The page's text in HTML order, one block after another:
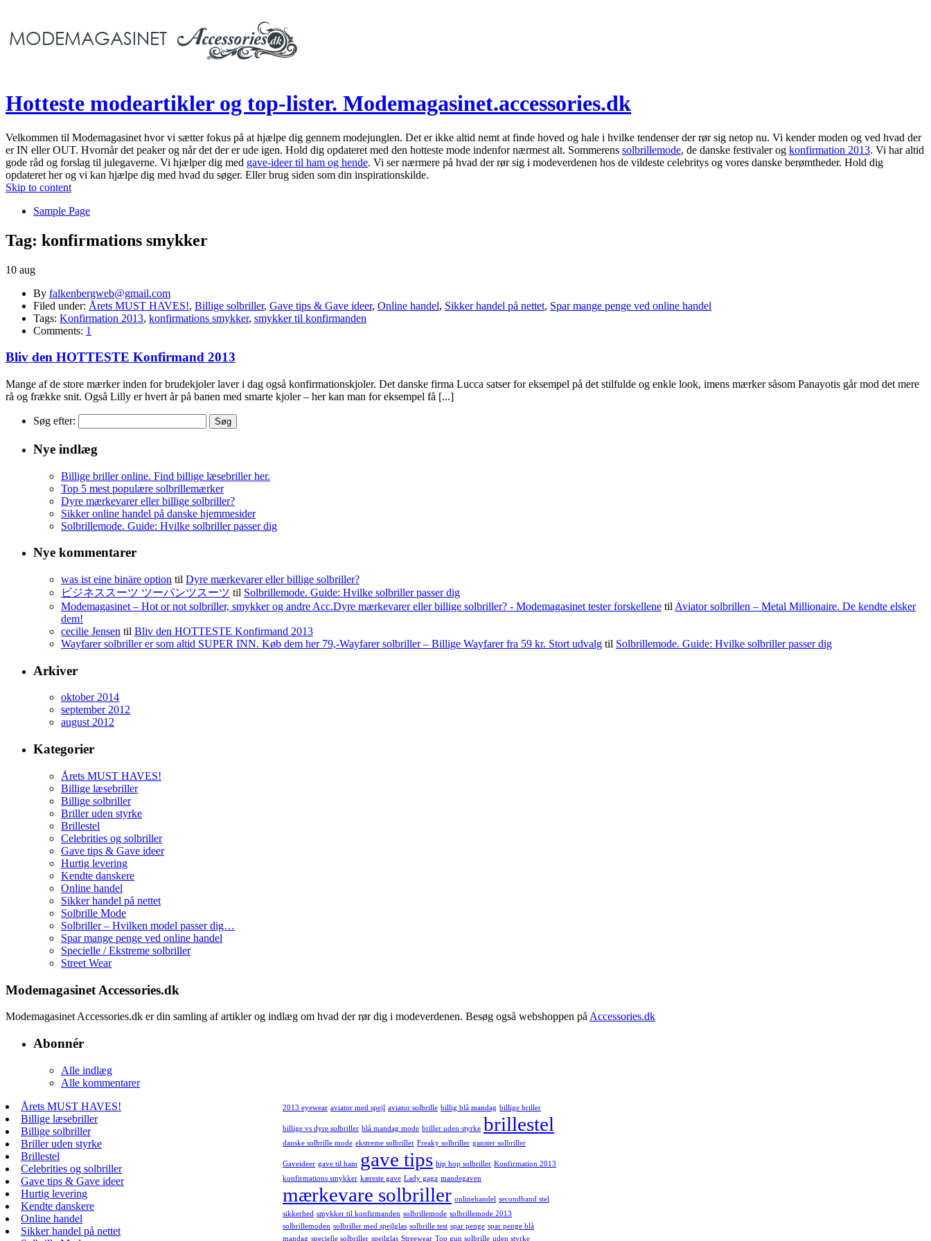
Hotteste modeartikler og top-lister. Modemagasinet.accessories.dk
Velkommen til Modemagasinet hvor vi sætter fokus på at hjælpe dig gennem modejunglen. Det er ikke altid nemt at finde hoved og hale i hvilke tendenser der rør sig netop nu. Vi kender moden og ved hvad der
er IN eller OUT. Hvornår det peaker og når det der er ude igen. Hold dig opdateret med den hotteste mode indenfor nærmest alt. Sommerens solbrillemode, de danske festivaler og konfirmation 2013. Vi har altid
gode råd og forslag til julegaverne. Vi hjælper dig med gave-ideer til ham og hende. Vi ser nærmere på hvad der rør sig i modeverdenen hos de vildeste celebritys og vores danske berømtheder. Hold dig
opdateret her og vi kan hjælpe dig med hvad du søger. Eller brug siden som din inspirationskilde.
Skip to content
Sample Page
Tag: konfirmations smykker
10 aug
By falkenbergweb@gmail.com
Filed under: Årets MUST HAVES!, Billige solbriller, Gave tips & Gave ideer, Online handel, Sikker handel på nettet, Spar mange penge ved online handel
Tags: Konfirmation 2013, konfirmations smykker, smykker til konfirmanden
Comments: 1
Bliv den HOTTESTE Konfirmand 2013
Mange af de store mærker inden for brudekjoler laver i dag også konfirmationskjoler. Det danske firma Lucca satser for eksempel på det stilfulde og enkle look, imens mærker såsom Panayotis går mod det mere
rå og frække snit. Også Lilly er hvert år på banen med smarte kjoler – her kan man for eksempel få [...]
Søg efter:
Nye indlæg
Billige briller online. Find billige læsebriller her.
Top 5 mest populære solbrillemærker
Dyre mærkevarer eller billige solbriller?
Sikker online handel på danske hjemmesider
Solbrillemode. Guide: Hvilke solbriller passer dig
Nye kommentarer
was ist eine binäre option til Dyre mærkevarer eller billige solbriller?
ビジネススーツ ツーパンツスーツ til Solbrillemode. Guide: Hvilke solbriller passer dig
Modemagasinet – Hot or not solbriller, smykker og andre Acc.Dyre mærkevarer eller billige solbriller? - Modemagasinet tester forskellene til Aviator solbrillen – Metal Millionaire. De kendte elsker
dem!
cecilie Jensen til Bliv den HOTTESTE Konfirmand 2013
Wayfarer solbriller er som altid SUPER INN. Køb dem her 79,-Wayfarer solbriller – Billige Wayfarer fra 59 kr. Stort udvalg til Solbrillemode. Guide: Hvilke solbriller passer dig
Arkiver
oktober 2014
september 2012
august 2012
Kategorier
Årets MUST HAVES!
Billige læsebriller
Billige solbriller
Briller uden styrke
Brillestel
Celebrities og solbriller
Gave tips & Gave ideer
Hurtig levering
Kendte danskere
Online handel
Sikker handel på nettet
Solbrille Mode
Solbriller – Hvilken model passer dig…
Spar mange penge ved online handel
Specielle / Ekstreme solbriller
Street Wear
Modemagasinet Accessories.dk
Modemagasinet Accessories.dk er din samling af artikler og indlæg om hvad der rør dig i modeverdenen. Besøg også webshoppen på Accessories.dk
Abonnér
Alle indlæg
Alle kommentarer
Årets MUST HAVES!
Billige læsebriller
Billige solbriller
Briller uden styrke
Brillestel
Celebrities og solbriller
Gave tips & Gave ideer
Hurtig levering
Kendte danskere
Online handel
Sikker handel på nettet
2013 eyewear aviator med spejl aviator solbrille billig blå mandag billige briller
billige vs dyre solbriller blå mandag mode briller uden styrke brillestel
danske solbrille mode ekstreme solbriller Freaky solbriller ganster solbriller
Gaveideer gave til ham gave tips hip hop solbriller Konfirmation 2013
konfirmations smykker kæreste gave Lady gaga mandegaven
mærkevare solbriller onlinehandel secondhand stel
sikkerhed smykker til konfirmanden solbrillemode solbrillemode 2013
solbrillemoden solbriller med spejlglas solbrille test spar penge spar penge blå
mandag specielle solbriller spejlglas Streewear Top gun solbrille uden styrke